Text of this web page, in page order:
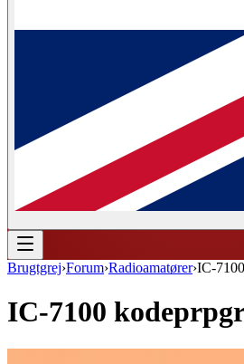
Brugtgrej›Forum›Radioamatører›IC-
IC-7100